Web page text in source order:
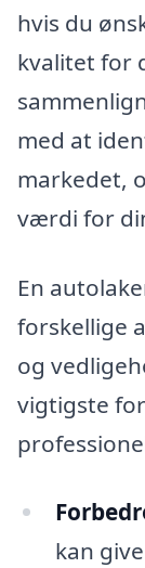
hvis du
kvalitet for
med at
markedet,
værdi for
En
forskellige
og
vigtigste
kan